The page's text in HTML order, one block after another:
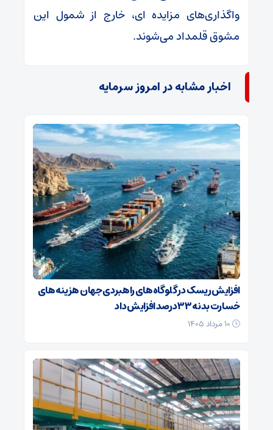
واگذاری‌های مزایده ای، خارج از شمول این
مشوق قلمداد می‌شوند.
اخبار مشابه در امروز سرمایه
افزایش ریسک‌ در گلوگاه‌های راهبردی جهان هزینه‌های
خسارت بدنه ۳۳ درصد افزایش داد